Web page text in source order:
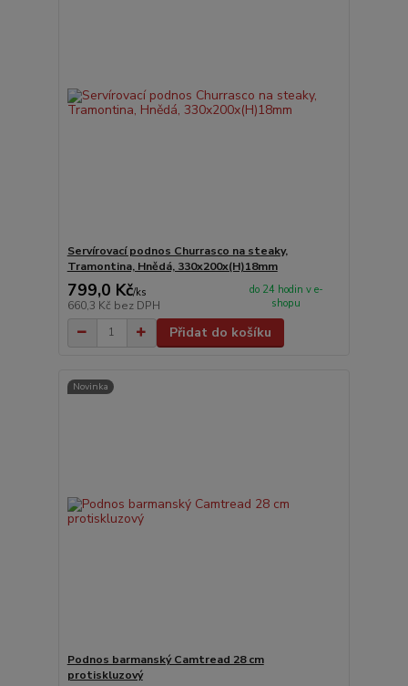
Servírovací podnos Churrasco na steaky,
Tramontina, Hnědá, 330x200x(H)18mm
799,0 Kč/ks
660,3 Kč bez DPH
do 24 hodin v e-
shopu
Přidat do košíku
Novinka
Podnos barmanský Camtread 28 cm
protiskluzový